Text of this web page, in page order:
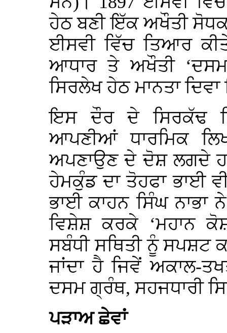
ਹੇਠ ਬਣੀ ਇੱਕ ਅਖੌਤੀ
ਈਸਵੀ ਵਿੱਚ ਤਿਆਰ
ਆਧਾਰ ਤੇ ਅਖੌਤੀ
ਸਿਰਲੇਖ ਹੇਠ ਮਾਨਤਾ
ਇਸ ਦੌਰ ਦੇ ਸਿਰਕੱਢ
ਆਪਣੀਆਂ ਧਾਰਮਿਕ
ਅਪਣਾਉਣ ਦੇ ਦੋਸ਼ ਲਗਦੇ
ਹੇਮਕੁੰਡ ਦਾ ਤੋਹਫਾ ਭਾਈ
ਭਾਈ ਕਾਹਨ ਸਿੰਘ ਨਾਭਾ
ਵਿਸ਼ੇਸ਼ ਕਰਕੇ ‘ਮਹਾਨ
ਸਬੰਧੀ ਸਥਿਤੀ ਨੂੰ ਸਪਸ਼ਟ
ਜਾਂਦਾ ਹੈ ਜਿਵੇਂ ਅਕਾਲ-
ਦਸਮ ਗ੍ਰੰਥ, ਸਹਜਧਾਰੀ
ਪੜਾਅ ਛੇਵਾਂ